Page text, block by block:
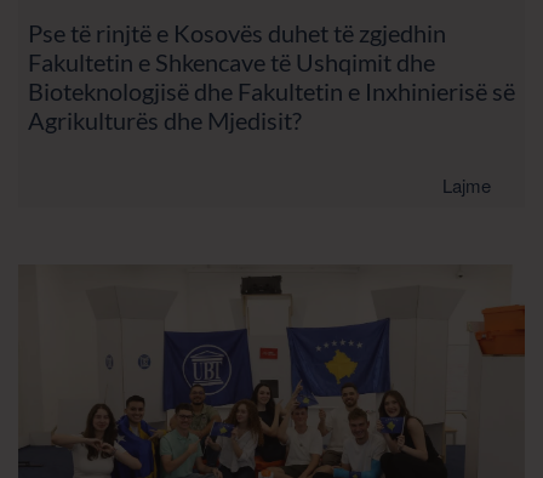
Pse të rinjtë e Kosovës duhet të zgjedhin
Fakultetin e Shkencave të Ushqimit dhe
Bioteknologjisë dhe Fakultetin e Inxhinierisë së
Agrikulturës dhe Mjedisit?
Lajme